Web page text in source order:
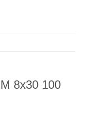
8x30 100